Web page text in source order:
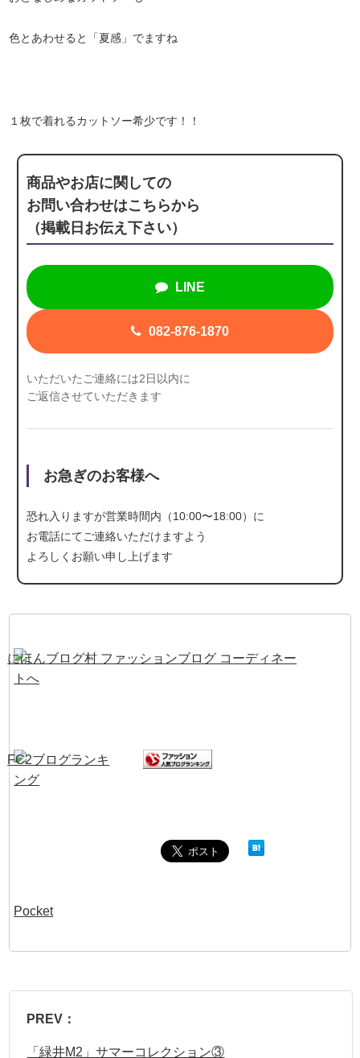
色とあわせると「夏感」でますね
１枚で着れるカットソー希少です！！
商品やお店に関しての
お問い合わせはこちらから
（掲載日お伝え下さい）
LINE
082-876-1870
いただいたご連絡には2日以内に
ご返信させていただきます
お急ぎのお客様へ
恐れ入りますが営業時間内（10:00〜18:00）に
お電話にてご連絡いただけますよう
よろしくお願い申し上げます
Pocket
PREV：
「緑井M2」サマーコレクション③